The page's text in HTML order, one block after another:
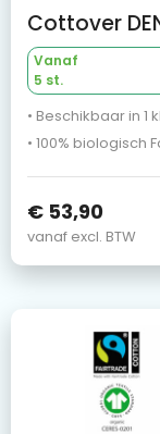
Vanaf
5 st.
• Beschikbaar in 1
• 100% biologisch
€ 53,90
vanaf excl. BTW